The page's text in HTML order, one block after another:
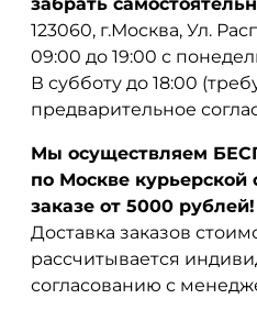
123060, г.Москва, Ул.
09:00 до 19:00 с
В субботу до 18:00
предварительное
Мы осуществляем
по Москве
заказе от 5000 рублей!
Доставка заказов
рассчитывается
согласованию с